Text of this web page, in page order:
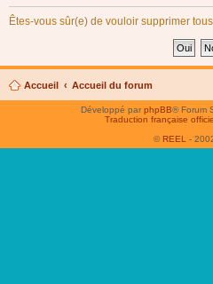
Êtes-vous sûr(e) de vouloir supprimer
Accueil Accueil du forum
Développé parphpBB® Forum
Traduction française
© REEL -